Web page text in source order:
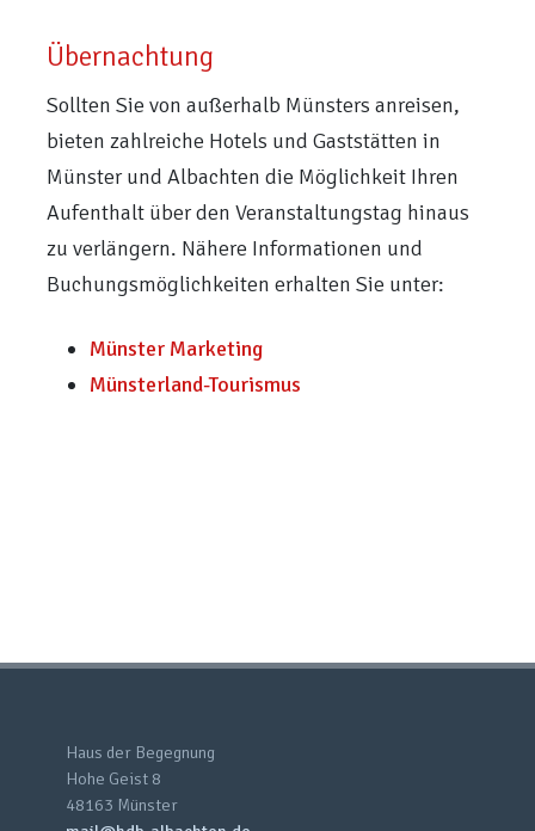
Übernachtung
Sollten Sie von außerhalb Münsters anreisen,
bieten zahlreiche Hotels und Gaststätten in
Münster und Albachten die Möglichkeit Ihren
Aufenthalt über den Veranstaltungstag hinaus
zu verlängern. Nähere Informationen und
Buchungsmöglichkeiten erhalten Sie unter:
Münster Marketing
Münsterland-Tourismus
Haus der Begegnung
Hohe Geist 8
48163 Münster